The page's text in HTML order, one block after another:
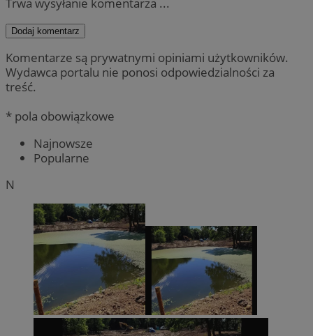
Trwa wysyłanie komentarza ...
Dodaj komentarz
Komentarze są prywatnymi opiniami użytkowników.
Wydawca portalu nie ponosi odpowiedzialności za
treść.
* pola obowiązkowe
Najnowsze
Popularne
N